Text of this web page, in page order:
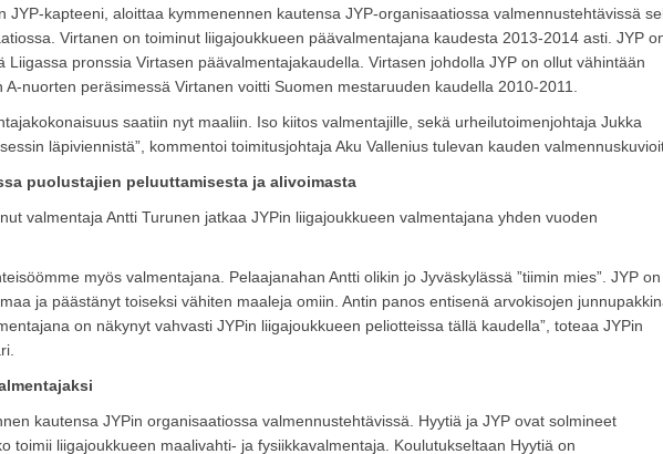
JYP-kapteeni, aloittaa kymmenennen kautensa JYP-organisaatiossa valmennustehtävissä
Virtanen on toiminut liigajoukkueen päävalmentajana kaudesta 2013-2014 asti. JYP
Liigassa pronssia Virtasen päävalmentajakaudella. Virtasen johdolla JYP on ollut vähintään
nuorten peräsimessä Virtanen voitti Suomen mestaruuden kaudella 2010-2011.
saatiin nyt maaliin. Iso kiitos valmentajille, sekä urheilutoimenjohtaja Jukka
läpiviennistä”, kommentoi toimitusjohtaja Aku Vallenius tulevan kauden
puolustajien peluuttamisesta ja alivoimasta
valmentaja Antti Turunen jatkaa JYPin liigajoukkueen valmentajana yhden vuoden
myös valmentajana. Pelaajanahan Antti olikin jo Jyväskylässä ”tiimin mies”. JYP on
ja päästänyt toiseksi vähiten maaleja omiin. Antin panos entisenä arvokisojen
on näkynyt vahvasti JYPin liigajoukkueen peliotteissa tällä kaudella”, toteaa JYPin
kautensa JYPin organisaatiossa valmennustehtävissä. Hyytiä ja JYP ovat solmineet
toimii liigajoukkueen maalivahti- ja fysiikkavalmentaja. Koulutukseltaan Hyytiä on